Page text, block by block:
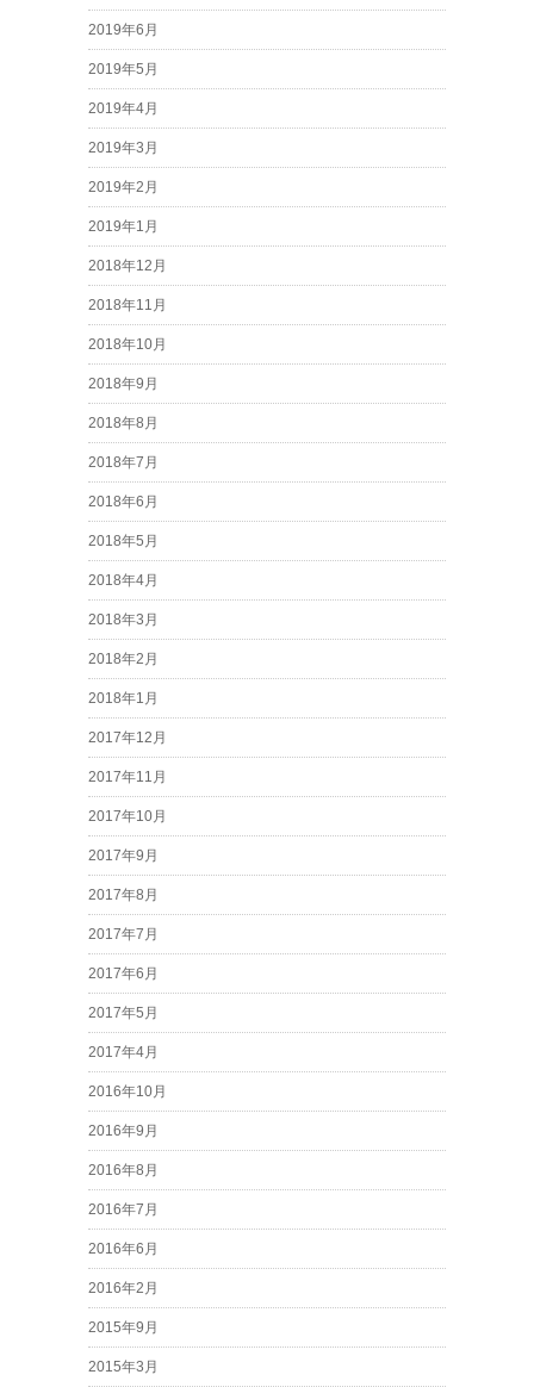
2019年6月
2019年5月
2019年4月
2019年3月
2019年2月
2019年1月
2018年12月
2018年11月
2018年10月
2018年9月
2018年8月
2018年7月
2018年6月
2018年5月
2018年4月
2018年3月
2018年2月
2018年1月
2017年12月
2017年11月
2017年10月
2017年9月
2017年8月
2017年7月
2017年6月
2017年5月
2017年4月
2016年10月
2016年9月
2016年8月
2016年7月
2016年6月
2016年2月
2015年9月
2015年3月